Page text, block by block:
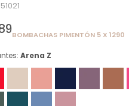
BOMBACHAS PIMENTÓN 5 X 1290
Arena Z